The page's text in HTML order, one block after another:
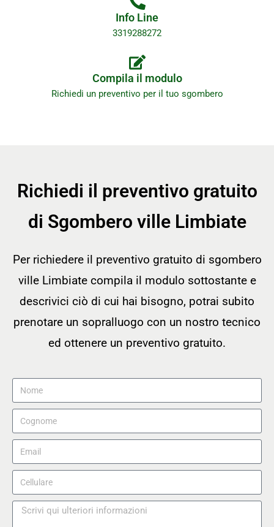
Info Line
3319288272
Compila il modulo
Richiedi un preventivo per il tuo sgombero
Richiedi il preventivo gratuito
di Sgombero ville Limbiate
Per richiedere il preventivo gratuito di sgombero
ville Limbiate compila il modulo sottostante e
descrivici ciò di cui hai bisogno, potrai subito
prenotare un sopralluogo con un nostro tecnico
ed ottenere un preventivo gratuito.